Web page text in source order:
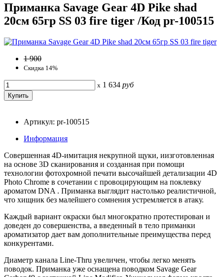
Приманка Savage Gear 4D Pike shad
20см 65гр SS 03 fire tiger /Код pr-100515
1 900
Скидка 14%
x 1 634 руб
Артикул: pr-100515
Информация
Совершенная 4D-имитация некрупной щуки, иизготовленная
на основе 3D сканирования и созданная при помощи
технологии фотохромной печати высочайшей детализации 4D
Photo Chrome в сочетании с провоцирующим на поклевку
ароматом DNA . Приманка выглядит настолько реалистичной,
что хищник без малейшего сомнения устремляется в атаку.
Каждый вариант окраски был многократно протестирован и
доведен до совершенства, а введенный в тело приманки
ароматизатор дает вам дополнительные преимущества перед
конкурентами.
Диаметр канала Line-Thru увеличен, чтобы легко менять
поводок. Приманка уже оснащена поводком Savage Gear